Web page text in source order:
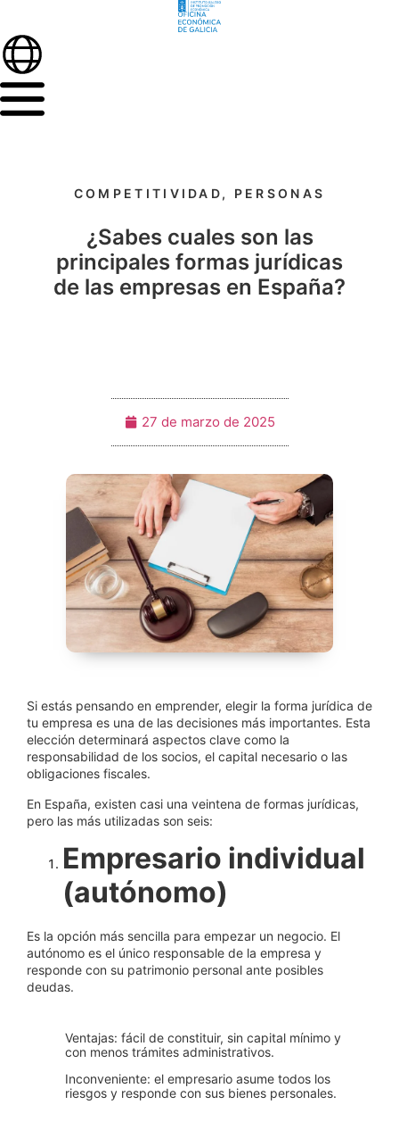
COMPETITIVIDAD, PERSONAS
¿Sabes cuales son las
principales formas jurídicas
de las empresas en España?
27 de marzo de 2025
Si estás pensando en emprender, elegir la forma jurídica de
tu empresa es una de las decisiones más importantes. Esta
elección determinará aspectos clave como la
responsabilidad de los socios, el capital necesario o las
obligaciones fiscales.
En España, existen casi una veintena de formas jurídicas,
pero las más utilizadas son seis:
Empresario individual
(autónomo)
Es la opción más sencilla para empezar un negocio. El
autónomo es el único responsable de la empresa y
responde con su patrimonio personal ante posibles
deudas.
Ventajas: fácil de constituir, sin capital mínimo y
con menos trámites administrativos.
Inconveniente: el empresario asume todos los
riesgos y responde con sus bienes personales.